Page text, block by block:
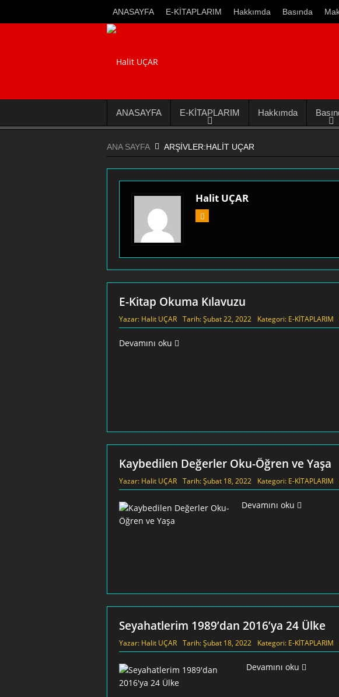
ANASAYFA E-KİTAPLARIM Hakkımda Basında
ANASAYFA E-KİTAPLARIM Hakkımda
ANA SAYFA ARŞIVLER:HALIT UÇAR
Halit UÇAR
E-Kitap Okuma Kılavuzu
Yazar: Halit UÇAR Tarih:Şubat 22, 2022 Kategori: E-KİTAPLARIM
Devamını oku
Kaybedilen Değerler Oku-Öğren ve Yaşa
Yazar: Halit UÇAR Tarih:Şubat 18, 2022 Kategori: E-KİTAPLARIM
Devamını oku
Seyahatlerim 1989’dan 2016’ya 24 Ülke
Yazar: Halit UÇAR Tarih:Şubat 18, 2022 Kategori: E-KİTAPLARIM
Devamını oku